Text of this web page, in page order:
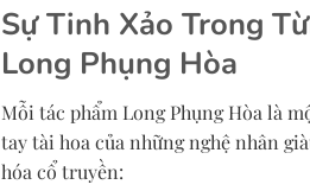
Sự Tinh Xảo Trong
Long Phụng Hòa
Mỗi tác phẩm Long Phụng Hòa là
tay tài hoa của những nghệ nhân
hóa cổ truyền: